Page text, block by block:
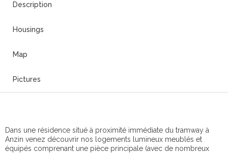
Description
Housings
Map
Pictures
Dans une résidence situé à proximité immédiate du tramway à
Anzin venez découvrir nos logements lumineux meublés et
équipés comprenant une pièce principale (avec de nombreux